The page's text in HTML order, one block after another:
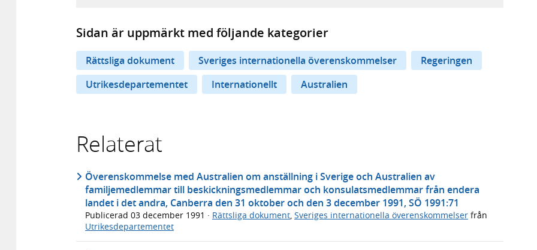
Sidan är uppmärkt med följande kategorier
Rättsliga dokument Sveriges internationella överenskommelser
Regeringen
Utrikesdepartementet
Internationellt Australien
Relaterat
Överenskommelse med Australien om anställning i Sverige och Australien av
familjemedlemmar till beskickningsmedlemmar och konsulatsmedlemmar från endera
landet i det andra, Canberra den 31 oktober och den 3 december 1991, SÖ 1991:71
Publicerad 03 december 1991 · Rättsliga dokument Sveriges internationella överenskommelser från
Utrikesdepartementet